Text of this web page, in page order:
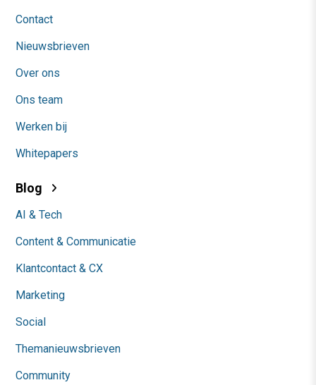
Contact
Nieuwsbrieven
Over ons
Ons team
Werken bij
Whitepapers
Blog
AI & Tech
Content & Communicatie
Klantcontact & CX
Marketing
Social
Themanieuwsbrieven
Community